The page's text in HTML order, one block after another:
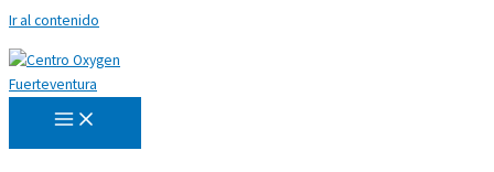
Ir al contenido